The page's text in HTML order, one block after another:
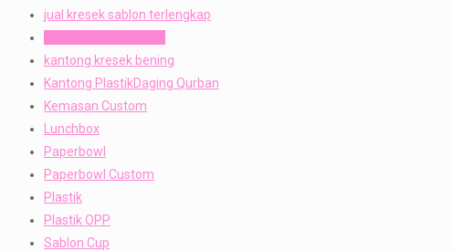
jual kresek sablon terlengkap
kantong kresek bening
Kantong PlastikDaging Qurban
Kemasan Custom
Lunchbox
Paperbowl
Paperbowl Custom
Plastik
Plastik OPP
Sablon Cup